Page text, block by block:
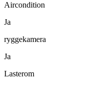
Aircondition
Ja
ryggekamera
Ja
Lasterom